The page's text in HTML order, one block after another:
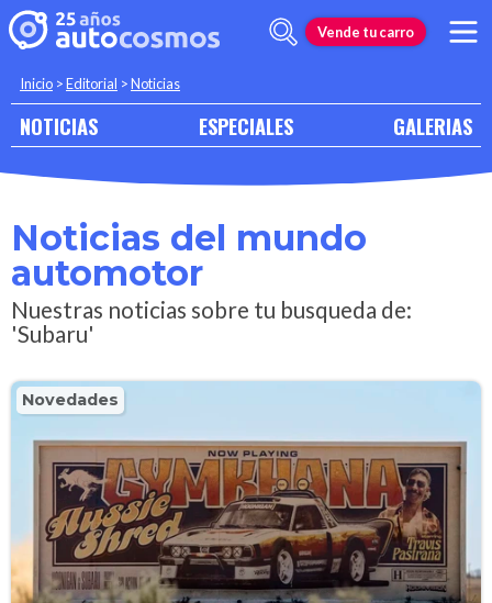
Vende tu carro
Inicio >Editorial >Noticias
NOTICIAS ESPECIALES GALERIAS
Noticias del mundo
automotor
Nuestras noticias sobre tu busqueda de:
'Subaru'
Novedades